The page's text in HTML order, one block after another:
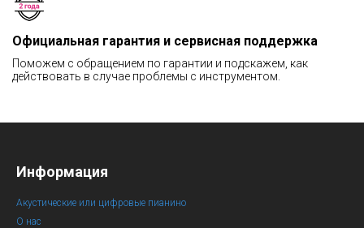
Официальная гарантия и сервисная поддержка
Поможем с обращением по гарантии и подскажем, как
действовать в случае проблемы с инструментом.
Информация
Акустические или цифровые пианино
О нас